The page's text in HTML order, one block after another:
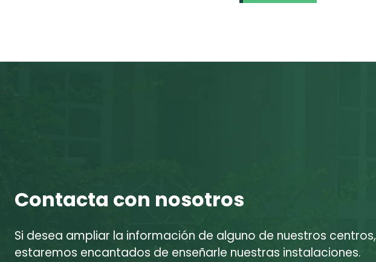
Contacta con nosotros
Si desea ampliar la información de alguno de nuestros centros,
estaremos encantados de enseñarle nuestras instalaciones.